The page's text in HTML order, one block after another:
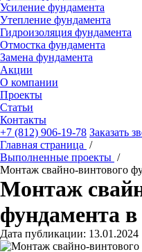
Усиление фундамента
Утепление фундамента
Гидроизоляция фундамента
Отмостка фундамента
Замена фундамента
Акции
О компании
Проекты
Статьи
Контакты
+7 (812) 906-19-78 Заказать
Главная страница /
Выполненные проекты /
Монтаж свайно-винтового
Монтаж
фундамента
Дата публикации: 13.01.2024